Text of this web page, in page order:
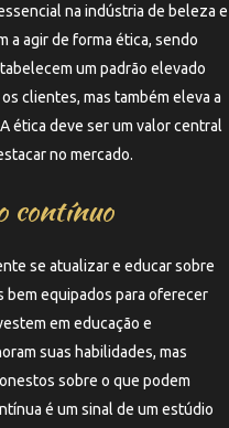
na indústria de beleza e
a agir de forma ética, sendo
um padrão elevado
clientes, mas também eleva a
ética deve ser um valor central
no mercado.
contínuo
se atualizar e educar sobre
bem equipados para oferecer
em educação e
suas habilidades, mas
sobre o que podem
é um sinal de um estúdio